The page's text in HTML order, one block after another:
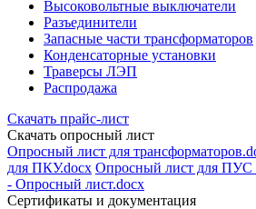
Высоковольтные выключатели
Разъединители
Запасные части трансформаторов
Конденсаторные установки
Траверсы ЛЭП
Распродажа
Скачать прайс-лист
Скачать опросный лист
Опросный лист для
для ПКУ.docx Опросный лист для ПУС
- Опросный лист.docx
Сертификаты и документация